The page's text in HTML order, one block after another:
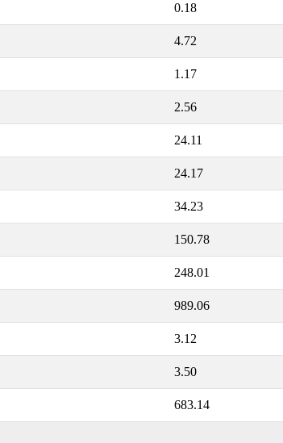
0.18
4.72
1.17
2.56
24.11
24.17
34.23
150.78
248.01
989.06
3.12
3.50
683.14